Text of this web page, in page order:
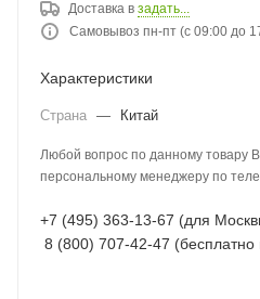
Доставка в задать...
Самовывоз пн-пт (с 09:00 до
Характеристики
Страна — Китай
Любой вопрос по данному товару
персональному менеджеру по
+7 (495) 363-13-67 (для
8 (800) 707-42-47 (бесплатно